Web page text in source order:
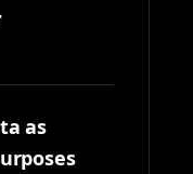
as